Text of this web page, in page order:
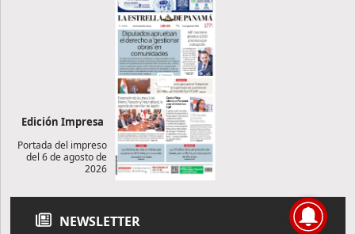
Edición Impresa
Portada del impreso
del 6 de agosto de
2026
NEWSLETTER